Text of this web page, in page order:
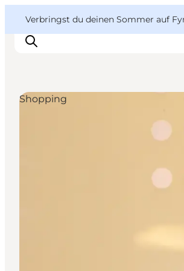
Verbringst du deinen Sommer auf
VisitFyn
Deutsch
Shopping